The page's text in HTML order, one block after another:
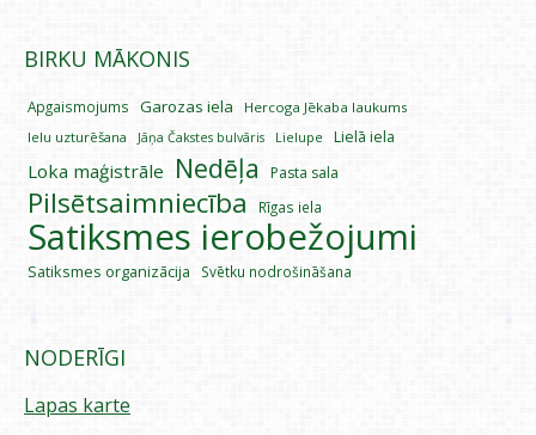
BIRKU MĀKONIS
Apgaismojums Garozas iela
Hercoga Jēkaba laukums
Ielu uzturēšana
Jāņa Čakstes bulvāris Lielupe Lielā iela
Loka maģistrāle Nedēļa Pasta sala
Pilsētsaimniecība Rīgas iela
Satiksmes ierobežojumi
Satiksmes organizācija Svētku nodrošināšana
NODERĪGI
Lapas karte